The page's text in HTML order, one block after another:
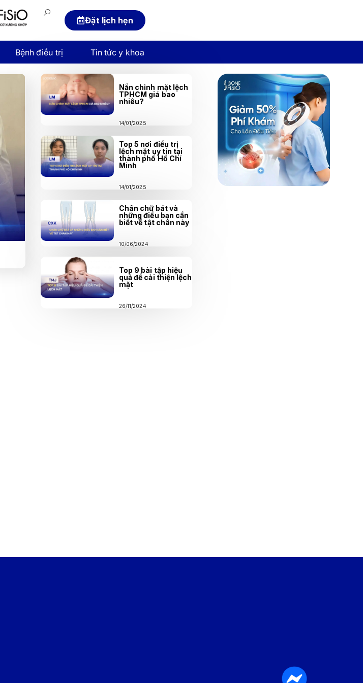
Đặt lịch hẹn
Bệnh điều trị Tin tức y khoa
Nắn chỉnh mặt lệch
TPHCM giá bao
nhiêu?
14/01/2025
Top 5 nơi điều trị
lệch mặt uy tín tại
thành phố Hồ Chí
Minh
14/01/2025
Chân chữ bát và
những điều bạn cần
biết về tật chân này
10/06/2024
Top 9 bài tập hiệu
quả để cải thiện lệch
mặt
26/11/2024